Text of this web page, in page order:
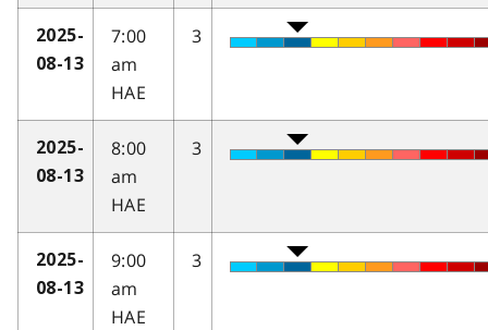
2025-
08-13
7:00
am
HAE
3
2025-
08-13
8:00
am
HAE
3
2025-
08-13
9:00
am
HAE
3